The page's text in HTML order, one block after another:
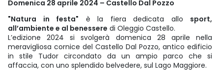
Domenica 28 aprile 2024 – Castello Dal Pozzo
"Natura in festa" è la fiera dedicata allo sport,
all’ambiente e al benessere di Oleggio Castello.
L’edizione 2024 si svolgerà domenica 28 aprile nella
meravigliosa cornice del Castello Dal Pozzo, antico edificio
in stile Tudor circondato da un ampio parco che si
affaccia, con uno splendido belvedere, sul Lago Maggiore.